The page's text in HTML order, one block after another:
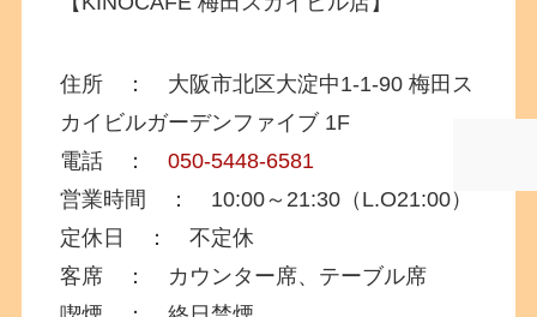
住所 ： 大阪市北区大淀中1-1-90 梅田ス
カイビルガーデンファイブ 1F
電話 ：050-5448-6581
営業時間 ： 10:00～21:30（L.O21:00）
定休日 ： 不定休
客席 ： カウンター席、 テーブル席